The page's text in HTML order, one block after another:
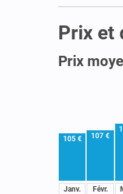
Prix et
Prix
105 €
Janv.
107 €
Févr.